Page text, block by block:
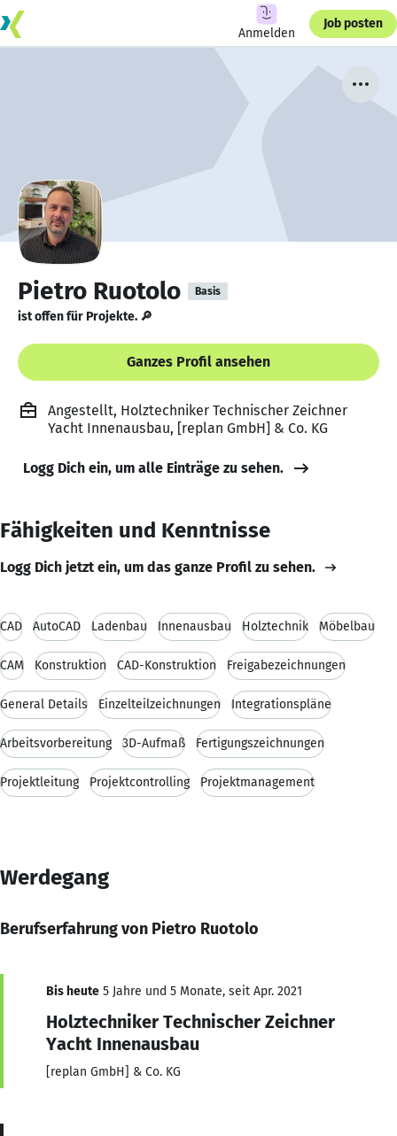
Anmelden
Job posten
Pietro Ruotolo Basis
ist offen für Projekte. 🔎
Ganzes Profil ansehen
Angestellt, Holztechniker Technischer Zeichner
Yacht Innenausbau, [replan GmbH] & Co. KG
Logg Dich ein, um alle Einträge zu sehen.
Fähigkeiten und Kenntnisse
Logg Dich jetzt ein, um das ganze Profil zu sehen.
CAD AutoCAD Ladenbau Innenausbau Holztechnik Möbelbau
CAM Konstruktion CAD-Konstruktion Freigabezeichnungen
General Details Einzelteilzeichnungen Integrationspläne
Arbeitsvorbereitung 3D-Aufmaß Fertigungszeichnungen
Projektleitung Projektcontrolling Projektmanagement
Werdegang
Berufserfahrung von Pietro Ruotolo
Bis heute 5 Jahre und 5 Monate, seit Apr. 2021
Holztechniker Technischer Zeichner
Yacht Innenausbau
[replan GmbH] & Co. KG